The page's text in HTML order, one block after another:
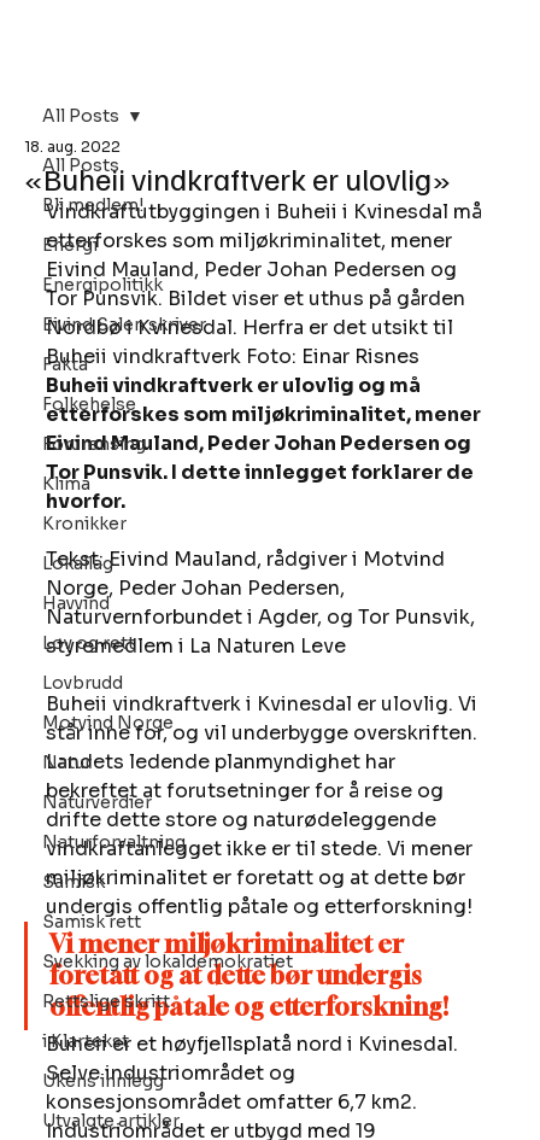
All Posts
Bli medlem!
Energi
Energipolitikk
Eivind Salen skriver
Fakta
Folkehelse
Forurensing
Klima
Kronikker
Lokallag
Havvind
Lov og rett
Lovbrudd
Motvind Norge
Natur
Naturverdier
Naturforvaltning
Samisk
Samisk rett
Svekking av lokaldemokratiet
Rettslige skritt
i Klartekst
Ukens innlegg
Utvalgte artikler
All Posts
«Buheii vindkraftverk er ulovlig»
18. aug. 2022
Vindkraftutbyggingen i Buheii i Kvinesdal må
etterforskes som miljøkriminalitet, mener
Eivind Mauland, Peder Johan Pedersen og
Tor Punsvik. Bildet viser et uthus på gården
Nordbø i Kvinesdal. Herfra er det utsikt til
Buheii vindkraftverk Foto: Einar Risnes
Buheii vindkraftverk er ulovlig og må
etterforskes som miljøkriminalitet, mener
Eivind Mauland, Peder Johan Pedersen og
Tor Punsvik. I dette innlegget forklarer de
hvorfor.
Tekst: Eivind Mauland, rådgiver i Motvind
Norge, Peder Johan Pedersen,
Naturvernforbundet i Agder, og Tor Punsvik,
styremedlem i La Naturen Leve
Buheii vindkraftverk i Kvinesdal er ulovlig. Vi
står inne for, og vil underbygge overskriften.
Landets ledende planmyndighet har
bekreftet at forutsetninger for å reise og
drifte dette store og naturødeleggende
vindkraftanlegget ikke er til stede. Vi mener
miljøkriminalitet er foretatt og at dette bør
undergis offentlig påtale og etterforskning!
Vi mener miljøkriminalitet er
foretatt og at dette bør undergis
offentlig påtale og etterforskning!
Buheii er et høyfjellsplatå nord i Kvinesdal.
Selve industriområdet og
konsesjonsområdet omfatter 6,7 km2.
Industriområdet er utbygd med 19